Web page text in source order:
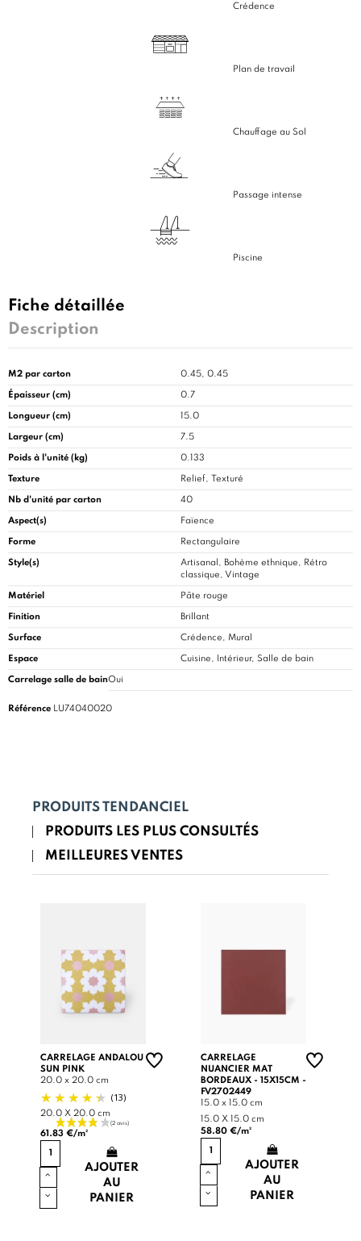
Crédence
Plan de travail
Chauffage au Sol
Passage intense
Piscine
Fiche détaillée
Description
M2 par carton 0.45, 0.45
Épaisseur (cm) 0.7
Longueur (cm) 15.0
Largeur (cm) 7.5
Poids à l'unité (kg) 0.133
Texture Relief, Texturé
Nb d'unité par carton 40
Aspect(s) Faïence
Forme Rectangulaire
Style(s)
Artisanal, Bohème ethnique, Rétro
classique, Vintage
Matériel Pâte rouge
Finition Brillant
Surface Crédence, Mural
Espace Cuisine, Intérieur, Salle de bain
Carrelage salle de bainOui
Référence LU74040020
PRODUITS TENDANCIEL
PRODUITS LES PLUS CONSULTÉS
MEILLEURES VENTES
CARRELAGE ANDALOU
SUN PINK
20.0 x 20.0 cm
(13)
20.0 X 20.0 cm
61.83 €/m²
AJOUTER
AU
PANIER
CARRELAGE
NUANCIER MAT
BORDEAUX - 15X15CM -
FV2702449
15.0 x 15.0 cm
15.0 X 15.0 cm
58.80 €/m²
AJOUTER
AU
PANIER